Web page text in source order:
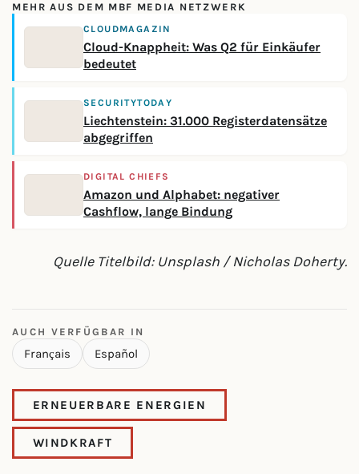
MEHR AUS DEM MBF MEDIA NETZWERK
CLOUDMAGAZIN
Cloud-Knappheit: Was Q2 für Einkäufer
bedeutet
SECURITYTODAY
Liechtenstein: 31.000 Registerdatensätze
abgegriffen
DIGITAL CHIEFS
Amazon und Alphabet: negativer
Cashflow, lange Bindung
Quelle Titelbild: Unsplash / Nicholas Doherty.
AUCH VERFÜGBAR IN
Français Español
ERNEUERBARE ENERGIEN
WINDKRAFT